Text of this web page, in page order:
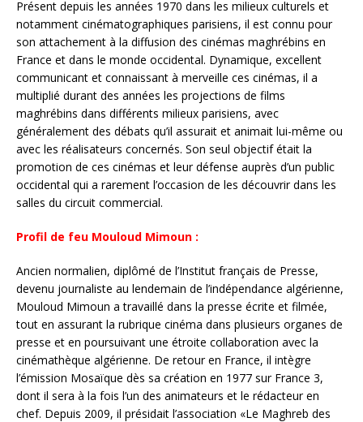
Présent depuis les années 1970 dans les milieux culturels et
notamment cinématographiques parisiens, il est connu pour
son attachement à la diffusion des cinémas maghrébins en
France et dans le monde occidental. Dynamique, excellent
communicant et connaissant à merveille ces cinémas, il a
multiplié durant des années les projections de films
maghrébins dans différents milieux parisiens, avec
généralement des débats qu’il assurait et animait lui-même ou
avec les réalisateurs concernés. Son seul objectif était la
promotion de ces cinémas et leur défense auprès d’un public
occidental qui a rarement l’occasion de les découvrir dans les
salles du circuit commercial.
Profil de feu Mouloud Mimoun :
Ancien normalien, diplômé de l’Institut français de Presse,
devenu journaliste au lendemain de l’indépendance algérienne,
Mouloud Mimoun a travaillé dans la presse écrite et filmée,
tout en assurant la rubrique cinéma dans plusieurs organes de
presse et en poursuivant une étroite collaboration avec la
cinémathèque algérienne. De retour en France, il intègre
l’émission Mosaïque dès sa création en 1977 sur France 3,
dont il sera à la fois l’un des animateurs et le rédacteur en
chef. Depuis 2009, il présidait l’association «Le Maghreb des